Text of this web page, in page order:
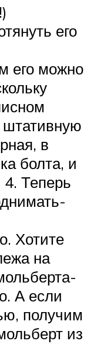
его
его можно
в
болта, и
Теперь
Хотите
на
А если
получим
из